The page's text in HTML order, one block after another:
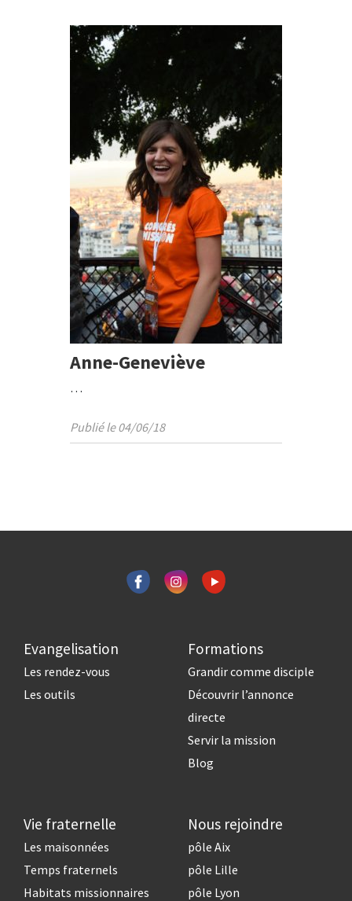
Anne-Geneviève
…
Publié le 04/06/18
Evangelisation
Les rendez-vous
Les outils
Formations
Grandir comme disciple
Découvrir l’annonce
directe
Servir la mission
Blog
Vie fraternelle
Les maisonnées
Temps fraternels
Habitats missionnaires
Nous rejoindre
pôle Aix
pôle Lille
pôle Lyon